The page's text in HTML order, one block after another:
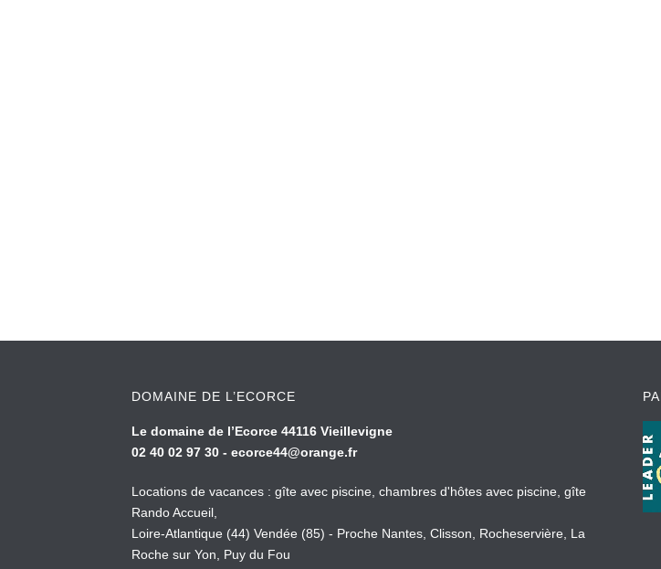
DOMAINE DE L’ECORCE
Le domaine de l’Ecorce 44116 Vieillevigne
02 40 02 97 30 - ecorce44@orange.fr
Locations de vacances : gîte avec piscine, chambres d'hôtes avec piscine, gîte
Rando Accueil,
Loire-Atlantique (44) Vendée (85) - Proche Nantes, Clisson, Rocheservière, La
Roche sur Yon, Puy du Fou